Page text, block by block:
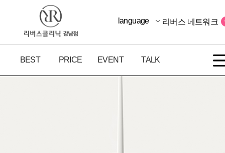
BEST PRICE EVENT TALK
language 리버스 네트워크